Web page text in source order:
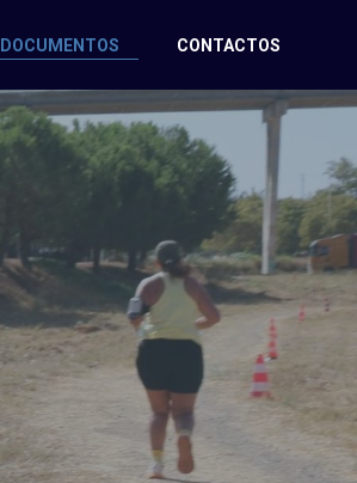
DOCUMENTOS CONTACTOS